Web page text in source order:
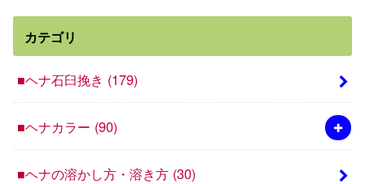
カテゴリ
■ヘナ石臼挽き (179)
■ヘナカラー (90)
■ヘナの溶かし方・溶き方 (30)